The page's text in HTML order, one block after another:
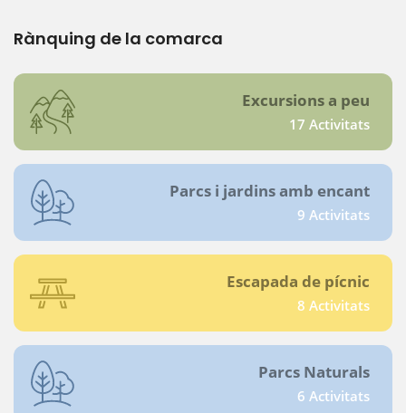
Rànquing de la comarca
Excursions a peu
17 Activitats
Parcs i jardins amb encant
9 Activitats
Escapada de pícnic
8 Activitats
Parcs Naturals
6 Activitats